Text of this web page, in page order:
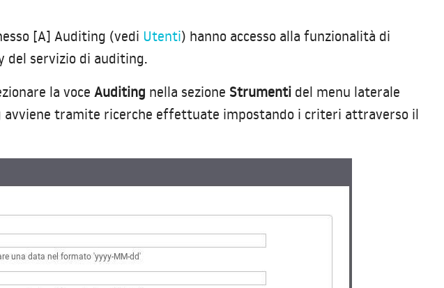
[A] Auditing (vedi Utenti) hanno accesso alla funzionalità di
del servizio di auditing.
la voce Auditing nella sezione Strumenti del menu laterale
avviene tramite ricerche effettuate impostando i criteri attraverso il